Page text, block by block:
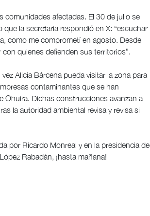
comunidades afectadas. El 30 de julio se
la secretaria respondió en X: “escuchar
como me comprometí en agosto. Desde
quienes defienden sus territorios”.
Alicia Bárcena pueda visitar la zona para
contaminantes que se han
Ohuira. Dichas construcciones avanzan a
la autoridad ambiental revisa y revisa si
por Ricardo Monreal y en la presidencia de
Rabadán, ¡hasta mañana!